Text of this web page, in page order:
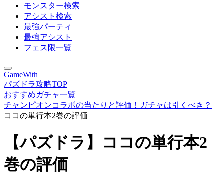
モンスター検索
アシスト検索
最強パーティ
最強アシスト
フェス限一覧
GameWith
パズドラ攻略TOP
おすすめガチャ一覧
チャンピオンコラボの当たりと評価！ガチャは引くべき？
ココの単行本2巻の評価
【パズドラ】ココの単行本2
巻の評価